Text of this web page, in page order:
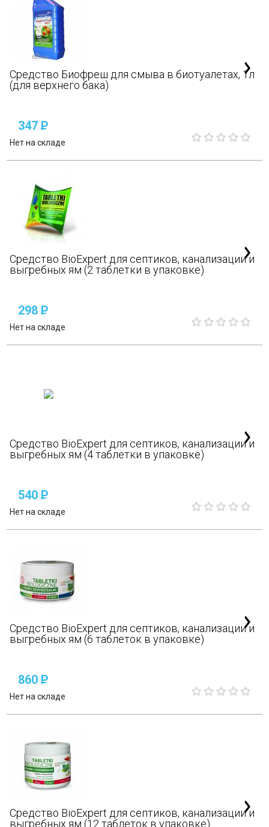
Средство Биофреш для смыва в биотуалетах, 1л
(для верхнего бака)
347 P
Нет на складе
Средство BioExpert для септиков, канализации и
выгребных ям (2 таблетки в упаковке)
298 P
Нет на складе
Средство BioExpert для септиков, канализации и
выгребных ям (4 таблетки в упаковке)
540 P
Нет на складе
Средство BioExpert для септиков, канализации и
выгребных ям (6 таблеток в упаковке)
860 P
Нет на складе
Средство BioExpert для септиков, канализации и
выгребных ям (12 таблеток в упаковке)